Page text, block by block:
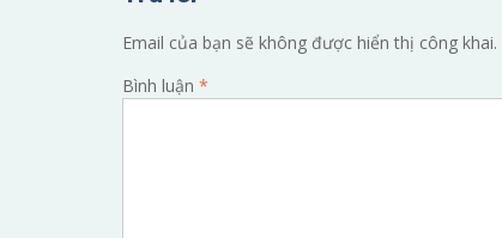
viết
Email của bạn sẽ không được hiển thị công khai.
Bình luận *